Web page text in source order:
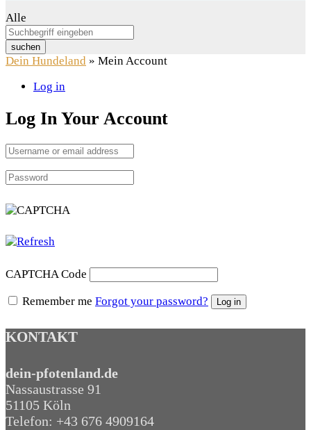
Alle
suchen
Dein Hundeland » Mein Account
Log in
Log In Your Account
CAPTCHA Code
Remember me Forgot your password? Log in
KONTAKT
dein-pfotenland.de
Nassaustrasse 91
51105 Köln
Telefon: +43 676 4909164‬